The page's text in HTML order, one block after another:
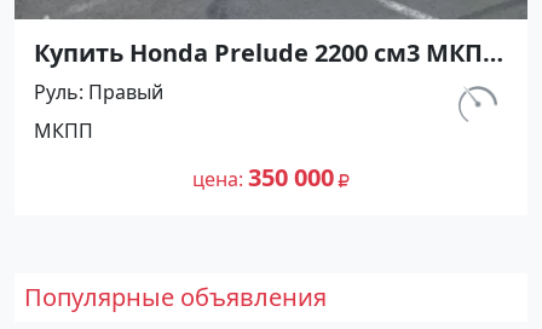
Купить Honda Prelude 2200 см3 МКПП
(160 л.с.) Бензин инжектор в Лабинск
: цвет Красный Купе 1995 года по
цене 350000 рублей, объявление
№25239 на сайте Авторынок23
км.
Руль Правый
МКПП
цена 350 000
Популярные объявления